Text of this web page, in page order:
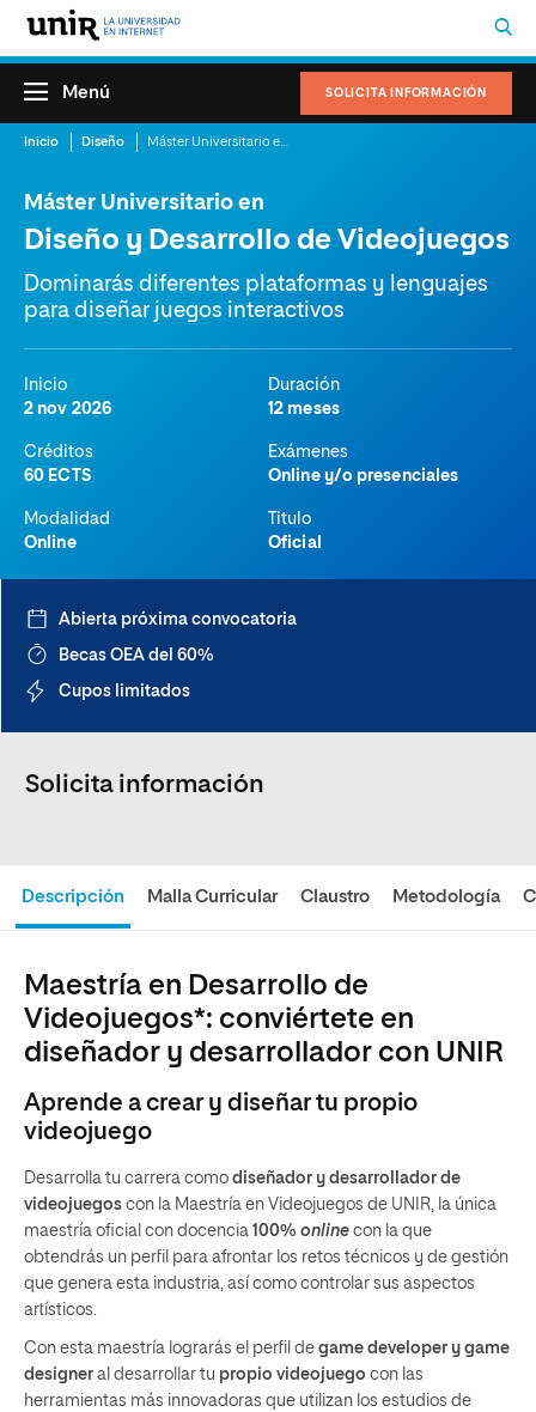
SOLICITA INFORMACIÓN
Menú
Inicio Diseño
Máster Universitario en
Diseño y Desarrollo de Videojuegos
Dominarás diferentes plataformas y lenguajes
para diseñar juegos interactivos
Inicio
2 nov 2026
Duración
12 meses
Créditos
60 ECTS
Exámenes
Online y/o presenciales
Modalidad
Online
Titulo
Oficial
Descripción Malla Curricular Claustro Metodología
Maestría en Desarrollo de
Videojuegos*: conviértete en
diseñador y desarrollador con UNIR
Aprende a crear y diseñar tu propio
videojuego
Desarrolla tu carrera como diseñador y desarrollador de
videojuegos con la Maestría en Videojuegos de UNIR, la única
maestría oficial con docencia 100% online con la que
obtendrás un perfil para afrontar los retos técnicos y de gestión
que genera esta industria, así como controlar sus aspectos
artísticos.
Con esta maestría lograrás el perfil de game developer y game
designer al desarrollar tu propio videojuego con las
herramientas más innovadoras que utilizan los estudios de
Abierta próxima convocatoria
Becas OEA del 60%
Cupos limitados
Solicita información